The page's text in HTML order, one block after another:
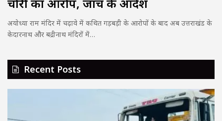
चोरी का आरोप, जांच के आदेश
अयोध्या राम मंदिर में चढ़ावे में कथित गड़बड़ी के आरोपों के बाद अब उत्तराखंड के
केदारनाथ और बद्रीनाथ मंदिरों में…
Recent Posts